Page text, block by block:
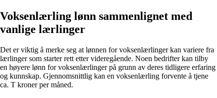
Voksenlærling lønn sammenlignet med
vanlige lærlinger
Det er viktig å merke seg at lønnen for voksenlærlinger kan variere fra
lærlinger som starter rett etter videregående. Noen bedrifter kan tilby
en høyere lønn for voksenlærlinger på grunn av deres tidligere erfaring
og kunnskap. Gjennomsnittlig kan en voksenlærling forvente å tjene
ca. T kroner per måned.